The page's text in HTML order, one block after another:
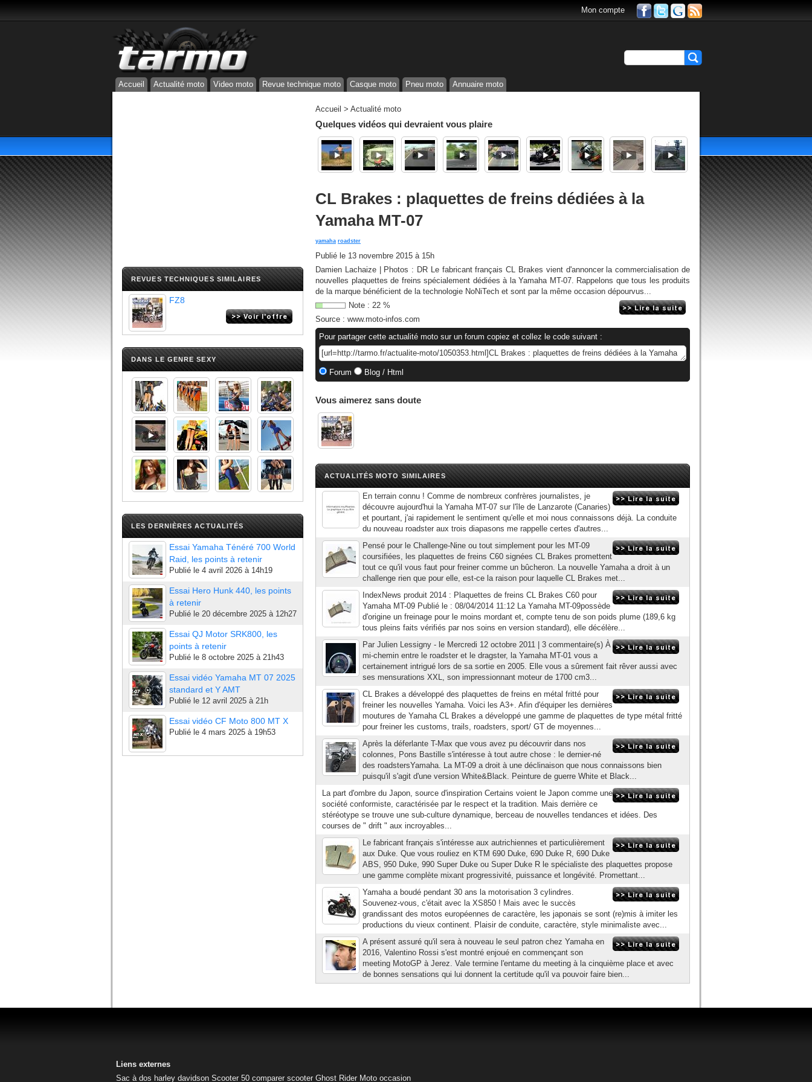
Mon compte
Accueil Actualité moto Video moto Revue technique moto Casque moto Pneu moto Annuaire moto
REVUES TECHNIQUES SIMILAIRES
FZ8
DANS LE GENRE SEXY
LES DERNIÈRES ACTUALITÉS
Essai Yamaha Ténéré 700 World
Raid, les points à retenir
Publié le 4 avril 2026 à 14h19
Essai Hero Hunk 440, les points
à retenir
Publié le 20 décembre 2025 à 12h27
Essai QJ Motor SRK800, les
points à retenir
Publié le 8 octobre 2025 à 21h43
Essai vidéo Yamaha MT 07 2025
standard et Y AMT
Publié le 12 avril 2025 à 21h
Essai vidéo CF Moto 800 MT X
Publié le 4 mars 2025 à 19h53
Accueil > Actualité moto
Quelques vidéos qui devraient vous plaire
CL Brakes : plaquettes de freins dédiées à la
Yamaha MT-07
yamaha roadster
Publié le 13 novembre 2015 à 15h
Damien Lachaize | Photos : DR Le fabricant français CL Brakes vient d'annoncer la commercialisation de
nouvelles plaquettes de freins spécialement dédiées à la Yamaha MT-07. Rappelons que tous les produits
de la marque bénéficient de la technologie NoNiTech et sont par la même occasion dépourvus...
Note : 22 %
Source : www.moto-infos.com
Pour partager cette actualité moto sur un forum copiez et collez le code suivant :
Forum Blog / Html
Vous aimerez sans doute
ACTUALITÉS MOTO SIMILAIRES
En terrain connu ! Comme de nombreux confrères journalistes, je
découvre aujourd'hui la Yamaha MT-07 sur l'île de Lanzarote (Canaries)
et pourtant, j'ai rapidement le sentiment qu'elle et moi nous connaissons déjà. La conduite
du nouveau roadster aux trois diapasons me rappelle certes d'autres...
Pensé pour le Challenge-Nine ou tout simplement pour les MT-09
coursifiées, les plaquettes de freins C60 signées CL Brakes promettent
tout ce qu'il vous faut pour freiner comme un bûcheron. La nouvelle Yamaha a droit à un
challenge rien que pour elle, est-ce la raison pour laquelle CL Brakes met...
IndexNews produit 2014 : Plaquettes de freins CL Brakes C60 pour
Yamaha MT-09 Publié le : 08/04/2014 11:12 La Yamaha MT-09possède
d'origine un freinage pour le moins mordant et, compte tenu de son poids plume (189,6 kg
tous pleins faits vérifiés par nos soins en version standard), elle décélère...
Par Julien Lessigny - le Mercredi 12 octobre 2011 | 3 commentaire(s) À
mi-chemin entre le roadster et le dragster, la Yamaha MT-01 vous a
certainement intrigué lors de sa sortie en 2005. Elle vous a sûrement fait rêver aussi avec
ses mensurations XXL, son impressionnant moteur de 1700 cm3...
CL Brakes a développé des plaquettes de freins en métal fritté pour
freiner les nouvelles Yamaha. Voici les A3+. Afin d'équiper les dernières
moutures de Yamaha CL Brakes a développé une gamme de plaquettes de type métal fritté
pour freiner les customs, trails, roadsters, sport/ GT de moyennes...
Après la déferlante T-Max que vous avez pu découvrir dans nos
colonnes, Pons Bastille s'intéresse à tout autre chose : le dernier-né
des roadstersYamaha. La MT-09 a droit à une déclinaison que nous connaissons bien
puisqu'il s'agit d'une version White&Black. Peinture de guerre White et Black...
La part d'ombre du Japon, source d'inspiration Certains voient le Japon comme une
société conformiste, caractérisée par le respect et la tradition. Mais derrière ce
stéréotype se trouve une sub-culture dynamique, berceau de nouvelles tendances et idées. Des
courses de " drift " aux incroyables...
Le fabricant français s'intéresse aux autrichiennes et particulièrement
aux Duke. Que vous rouliez en KTM 690 Duke, 690 Duke R, 690 Duke
ABS, 950 Duke, 990 Super Duke ou Super Duke R le spécialiste des plaquettes propose
une gamme complète mixant progressivité, puissance et longévité. Promettant...
Yamaha a boudé pendant 30 ans la motorisation 3 cylindres.
Souvenez-vous, c'était avec la XS850 ! Mais avec le succès
grandissant des motos européennes de caractère, les japonais se sont (re)mis à imiter les
productions du vieux continent. Plaisir de conduite, caractère, style minimaliste avec...
A présent assuré qu'il sera à nouveau le seul patron chez Yamaha en
2016, Valentino Rossi s'est montré enjoué en commençant son
meeting MotoGP à Jerez. Vale termine l'entame du meeting à la cinquième place et avec
de bonnes sensations qui lui donnent la certitude qu'il va pouvoir faire bien...
Liens externes
Sac à dos harley davidson Scooter 50 comparer scooter Ghost Rider Moto occasion